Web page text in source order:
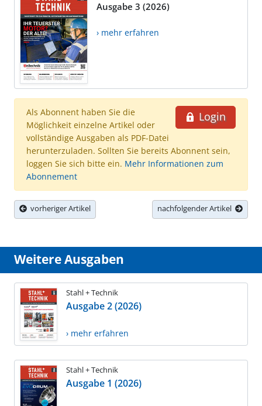
Ausgabe 3 (2026)
› mehr erfahren
Login
Als Abonnent haben Sie die
Möglichkeit einzelne Artikel oder
vollständige Ausgaben als PDF-Datei
herunterzuladen. Sollten Sie bereits Abonnent sein,
loggen Sie sich bitte ein. Mehr Informationen zum
Abonnement
vorheriger Artikel nachfolgender Artikel
Weitere Ausgaben
Stahl + Technik
Ausgabe 2 (2026)
› mehr erfahren
Stahl + Technik
Ausgabe 1 (2026)